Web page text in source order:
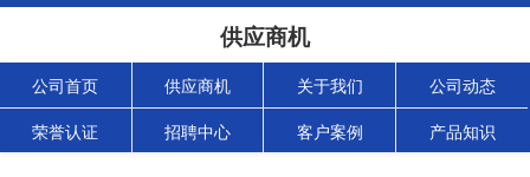
供应商机
公司首页 供应商机 关于我们 公司动态
荣誉认证 招聘中心 客户案例 产品知识